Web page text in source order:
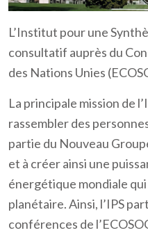
L’Institut pour une
consultatif auprès du
des Nations Unies
La principale mission de
rassembler des
partie du Nouveau
et à créer ainsi une
énergétique mondiale
planétaire. Ainsi, l’IPS
conférences de